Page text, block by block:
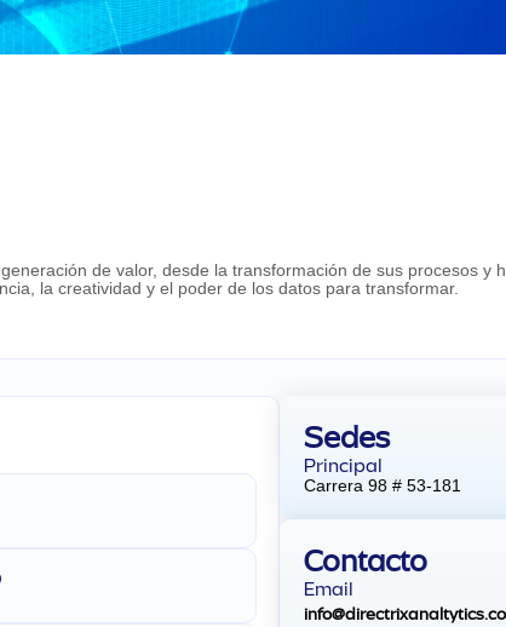
de valor, desde la transformación de sus procesos y
la creatividad y el poder de los datos para transformar.
Sedes
Principal
Carrera 98 # 53-181
Contacto
Email